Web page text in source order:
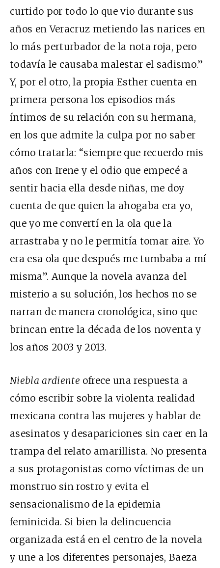
curtido por todo lo que vio durante sus
años en Veracruz metiendo las narices en
lo más perturbador de la nota roja, pero
todavía le causaba malestar el sadismo.”
Y, por el otro, la propia Esther cuenta en
primera persona los episodios más
íntimos de su relación con su hermana,
en los que admite la culpa por no saber
cómo tratarla: “siempre que recuerdo mis
años con Irene y el odio que empecé a
sentir hacia ella desde niñas, me doy
cuenta de que quien la ahogaba era yo,
que yo me convertí en la ola que la
arrastraba y no le permitía tomar aire. Yo
era esa ola que después me tumbaba a mí
misma”. Aunque la novela avanza del
misterio a su solución, los hechos no se
narran de manera cronológica, sino que
brincan entre la década de los noventa y
los años 2003 y 2013.
Niebla ardiente ofrece una respuesta a
cómo escribir sobre la violenta realidad
mexicana contra las mujeres y hablar de
asesinatos y desapariciones sin caer en la
trampa del relato amarillista. No presenta
a sus protagonistas como víctimas de un
monstruo sin rostro y evita el
sensacionalismo de la epidemia
feminicida. Si bien la delincuencia
organizada está en el centro de la novela
y une a los diferentes personajes, Baeza